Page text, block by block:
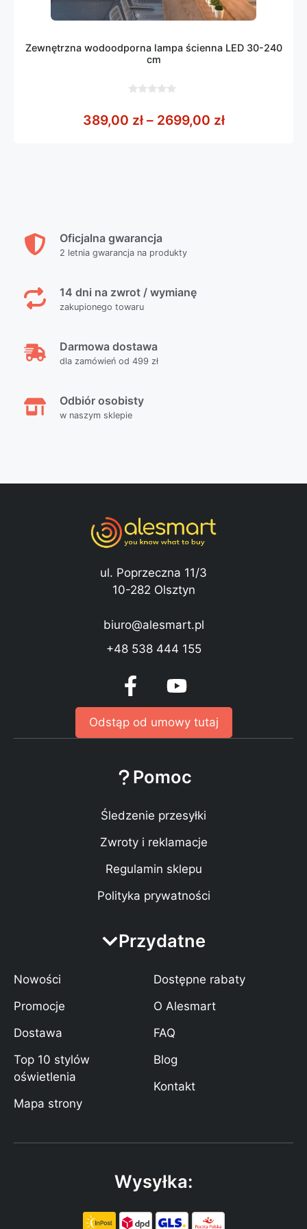
Zewnętrzna wodoodporna lampa ścienna LED 30-240
cm
5
389,00 zł – 2699,00 złZakres cen:
Oficjalna gwarancja
2 letnia gwarancja na produkty
14 dni na zwrot / wymianę
zakupionego towaru
Darmowa dostawa
dla zamówień od 499 zł
Odbiór osobisty
w naszym sklepie
ul. Poprzeczna 11/3
10-282 Olsztyn
biuro@alesmart.pl
+48 538 444 155
Odstąp od umowy tutaj
Pomoc
Śledzenie przesyłki
Zwroty i reklamacje
Regulamin sklepu
Polityka prywatności
Przydatne
Nowości
Promocje
Dostawa
Top 10 stylów
oświetlenia
Mapa strony
Dostępne rabaty
O Alesmart
FAQ
Blog
Kontakt
Wysyłka: